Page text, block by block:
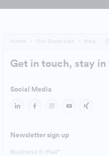
Home Our Expertise Blog
Get in touch, stay in
Social Media
Newsletter sign up